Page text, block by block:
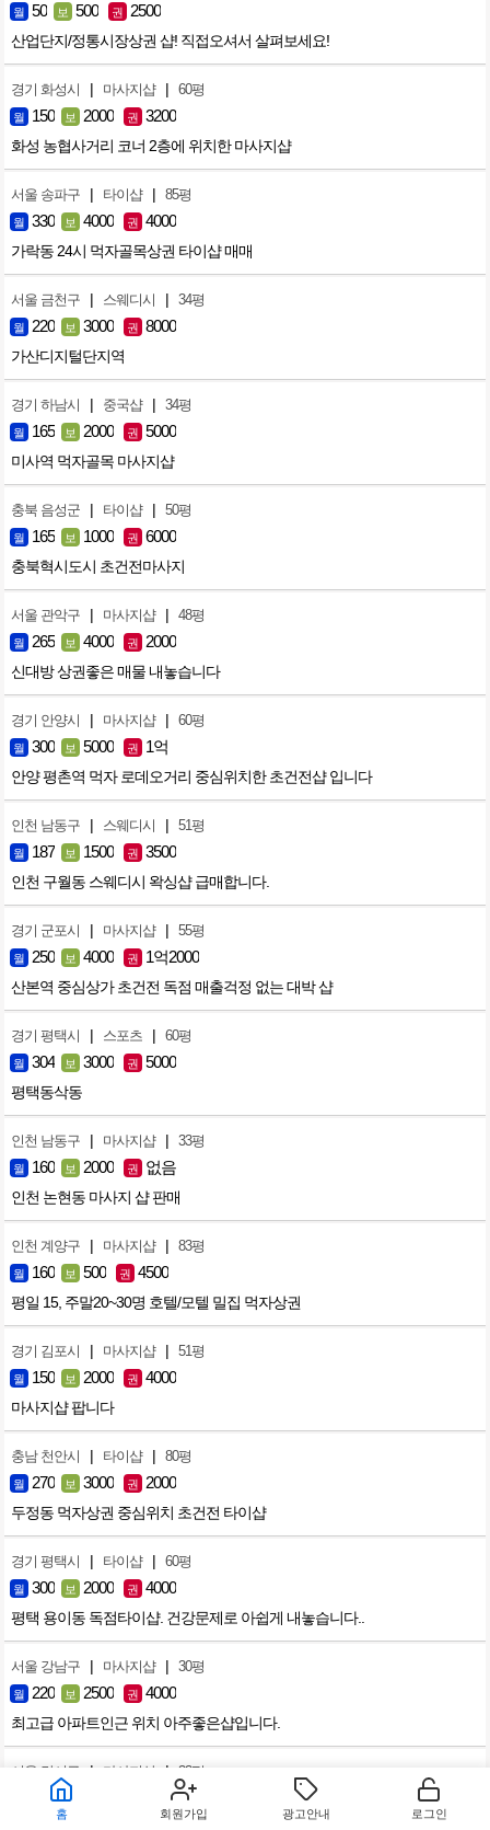
월 50 보 500 권 2500
산업단지/정통시장상권 샵! 직접오셔서 살펴보세요!
경기 화성시 | 마사지샵 | 60평
월 150 보 2000 권 3200
화성 농협사거리 코너 2층에 위치한 마사지샵
서울 송파구 | 타이샵 | 85평
월 330 보 4000 권 4000
가락동 24시 먹자골목상권 타이샵 매매
서울 금천구 | 스웨디시 | 34평
월 220 보 3000 권 8000
가산디지털단지역
경기 하남시 | 중국샵 | 34평
월 165 보 2000 권 5000
미사역 먹자골목 마사지샵
충북 음성군 | 타이샵 | 50평
월 165 보 1000 권 6000
충북혁시도시 초건전마사지
서울 관악구 | 마사지샵 | 48평
월 265 보 4000 권 2000
신대방 상권좋은 매물 내놓습니다
경기 안양시 | 마사지샵 | 60평
월 300 보 5000 권 1억
안양 평촌역 먹자 로데오거리 중심위치한 초건전샵 입니다
인천 남동구 | 스웨디시 | 51평
월 187 보 1500 권 3500
인천 구월동 스웨디시 왁싱샵 급매합니다.
경기 군포시 | 마사지샵 | 55평
월 250 보 4000 권 1억2000
산본역 중심상가 초건전 독점 매출걱정 없는 대박 샵
경기 평택시 | 스포츠 | 60평
월 304 보 3000 권 5000
평택동삭동
인천 남동구 | 마사지샵 | 33평
월 160 보 2000 권 없음
인천 논현동 마사지 샵 판매
인천 계양구 | 마사지샵 | 83평
월 160 보 500 권 4500
평일 15, 주말20~30명 호텔/모텔 밀집 먹자상권
경기 김포시 | 마사지샵 | 51평
월 150 보 2000 권 4000
마사지샵 팝니다
충남 천안시 | 타이샵 | 80평
월 270 보 3000 권 2000
두정동 먹자상권 중심위치 초건전 타이샵
경기 평택시 | 타이샵 | 60평
월 300 보 2000 권 4000
평택 용이동 독점타이샵. 건강문제로 아쉽게 내놓습니다..
서울 강남구 | 마사지샵 | 30평
월 220 보 2500 권 4000
최고급 아파트인근 위치 아주좋은샵입니다.
서울 강서구 | 마사지샵 | 33평
200 보 2000
홈 회원가입 광고안내 로그인